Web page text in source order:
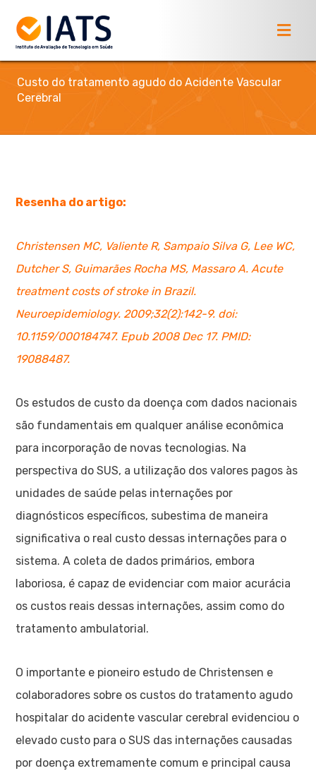
Custo do tratamento agudo do Acidente Vascular
Cerebral
Resenha do artigo:
Christensen MC, Valiente R, Sampaio Silva G, Lee WC,
Dutcher S, Guimarães Rocha MS, Massaro A. Acute
treatment costs of stroke in Brazil.
Neuroepidemiology. 2009;32(2):142-9. doi:
10.1159/000184747. Epub 2008 Dec 17. PMID:
19088487.
Os estudos de custo da doença com dados nacionais
são fundamentais em qualquer análise econômica
para incorporação de novas tecnologias. Na
perspectiva do SUS, a utilização dos valores pagos às
unidades de saúde pelas internações por
diagnósticos específicos, subestima de maneira
significativa o real custo dessas internações para o
sistema. A coleta de dados primários, embora
laboriosa, é capaz de evidenciar com maior acurácia
os custos reais dessas internações, assim como do
tratamento ambulatorial.
O importante e pioneiro estudo de Christensen e
colaboradores sobre os custos do tratamento agudo
hospitalar do acidente vascular cerebral evidenciou o
elevado custo para o SUS das internações causadas
por doença extremamente comum e principal causa